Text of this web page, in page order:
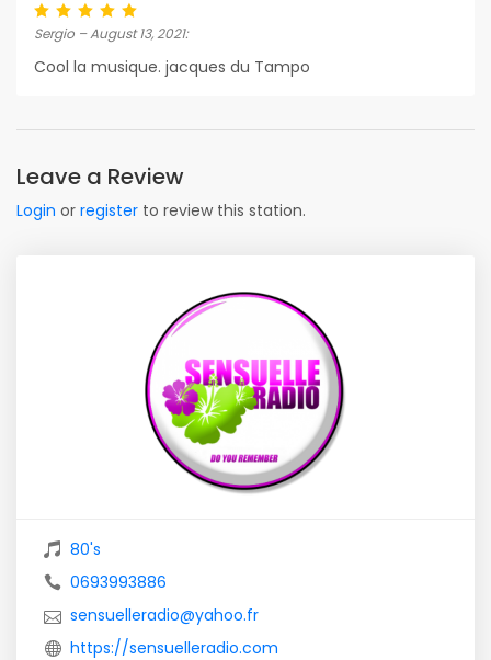
Sergio – August 13, 2021:
Cool la musique. jacques du Tampo
Leave a Review
Login or register to review this station.
80's
0693993886
sensuelleradio@yahoo.fr
https://sensuelleradio.com